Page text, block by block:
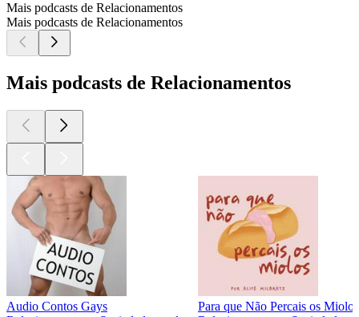
Mais podcasts de Relacionamentos
Mais podcasts de Relacionamentos
Mais podcasts de Relacionamentos
Audio Contos Gays
Para que Não Percais os Miolos